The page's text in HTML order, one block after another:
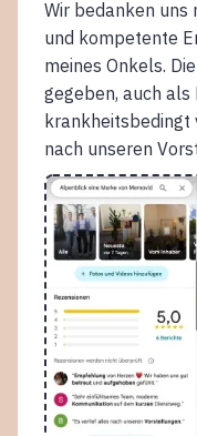
Wir bedanken uns
und kompetente
meines Onkels.
gegeben, auch
krankheitsbedingt
nach unseren